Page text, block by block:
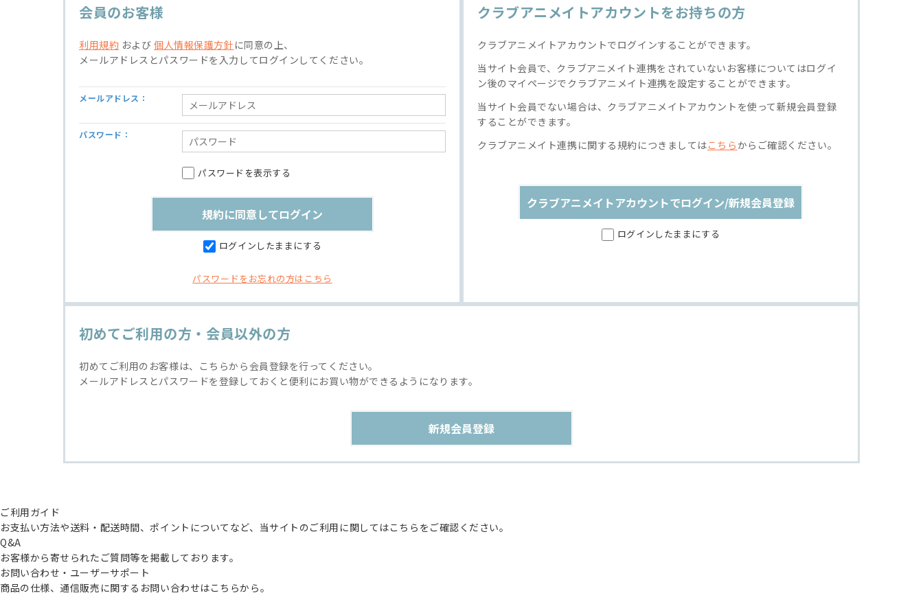
会員のお客様
利用規約 および個人情報保護方針 に同意の上、
メールアドレスとパスワードを入力してログインしてください。
メールアドレス：
パスワード：
パスワードを表示する
ログインしたままにする
パスワードをお忘れの方はこちら
クラブアニメイトアカウントをお持ちの方
クラブアニメイトアカウントでログインすることができます。
当サイト会員で、クラブアニメイト連携をされていないお客様についてはログイ
ン後のマイページでクラブアニメイト連携を設定することができます。
当サイト会員でない場合は、クラブアニメイトアカウントを使って新規会員登録
することができます。
クラブアニメイト連携に関する規約につきましてはこちらからご確認ください。
クラブアニメイトアカウントでログイン/新規会員登録
ログインしたままにする
初めてご利用の方・会員以外の方
初めてご利用のお客様は、こちらから会員登録を行ってください。
メールアドレスとパスワードを登録しておくと便利にお買い物ができるようになります。
ご利用ガイド
お支払い方法や送料・配送時間、ポイントについてなど、当サイトのご利用に関してはこちらをご確認ください。
Q&A
お客様から寄せられたご質問等を掲載しております。
お問い合わせ・ユーザーサポート
商品の仕様、通信販売に関するお問い合わせはこちらから。